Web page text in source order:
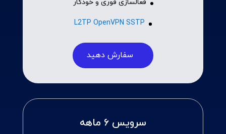
فعالسازی فوری و خودکار
L2TP OpenVPN SSTP
سفارش دهید
سرویس ۶ ماهه